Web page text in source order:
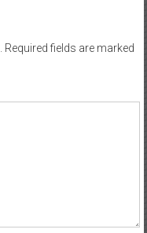
Required fields are marked